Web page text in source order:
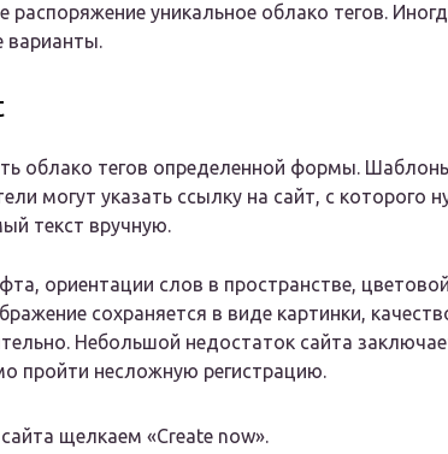
распоряжение уникальное облако тегов.
варианты.
облако тегов определенной формы.
могут указать ссылку на сайт, с которого
текст вручную.
ориентации слов в пространстве,
сохраняется в виде картинки,
Небольшой недостаток сайта
пройти несложную регистрацию.
щелкаем «Create now».